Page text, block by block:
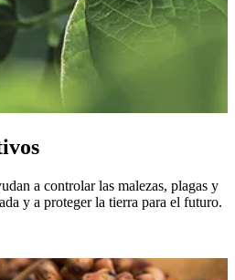
a controlar las malezas, plagas y
y a proteger la tierra para el futuro.